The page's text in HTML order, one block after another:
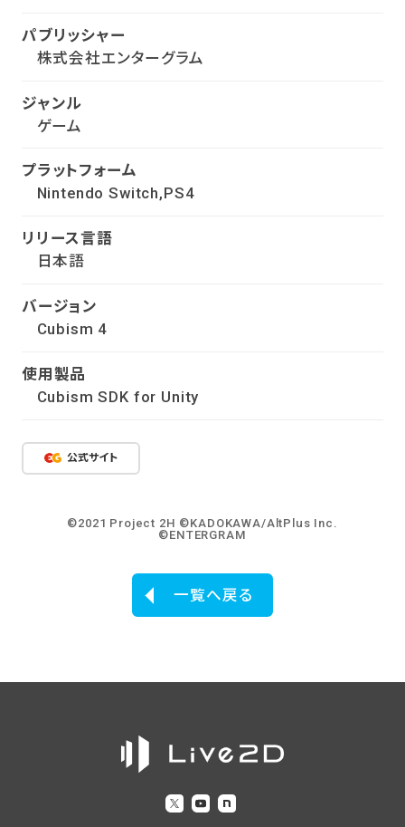
パブリッシャー
株式会社エンターグラム
ジャンル
ゲーム
プラットフォーム
Nintendo Switch,PS4
リリース言語
日本語
バージョン
Cubism 4
使用製品
Cubism SDK for Unity
公式サイト
©2021 Project 2H ©KADOKAWA/AltPlus Inc.
©ENTERGRAM
一覧へ戻る